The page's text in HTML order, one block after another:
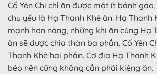
Cố Yên Chi chỉ ăn được một ít bánh
chủ yếu là Hạ Thanh Khê ăn. Hạ Thanh
mạnh hơn nàng, những khi ăn cùng Hạ
ăn sẽ được chia thàn ba phần, Cố Yên
Thanh Khê hai phần. Cơ địa Hạ Thanh
béo nên cũng không cần phải kiêng ăn.